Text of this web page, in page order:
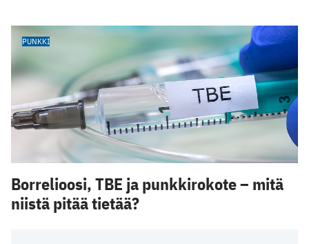
PUNKKI
Borrelioosi, TBE ja punkkirokote – mitä
niistä pitää tietää?